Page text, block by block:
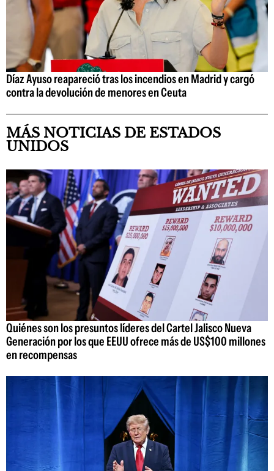
Díaz Ayuso reapareció tras los incendios en Madrid y cargó
contra la devolución de menores en Ceuta
MÁS NOTICIAS DE ESTADOS
UNIDOS
Quiénes son los presuntos líderes del Cartel Jalisco Nueva
Generación por los que EEUU ofrece más de US$100 millones
en recompensas